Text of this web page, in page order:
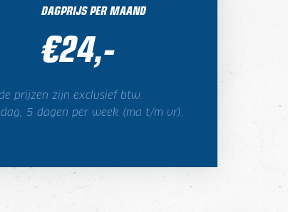
DAGPRIJS PER MAAND
€24,-
prijzen zijn exclusief btw.
5 dagen per week (ma t/m vr).